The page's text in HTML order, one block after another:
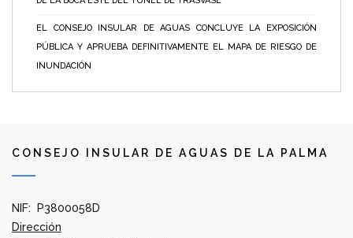
EL CONSEJO INSULAR DE AGUAS CONCLUYE LA EXPOSICIÓN
PÚBLICA Y APRUEBA DEFINITIVAMENTE EL MAPA DE RIESGO DE
INUNDACIÓN
CONSEJO INSULAR DE AGUAS DE LA PALMA
NIF: P3800058D
Dirección